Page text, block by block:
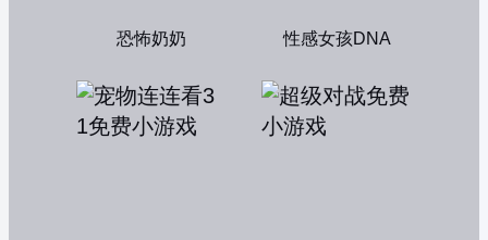
恐怖奶奶 性感女孩DNA